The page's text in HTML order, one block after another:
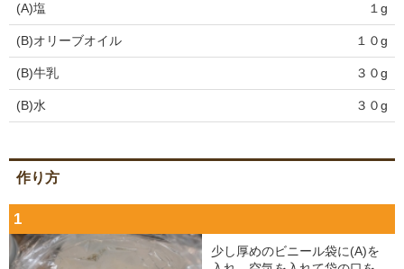
(A)塩 １g
(B)オリーブオイル １０g
(B)牛乳 ３０g
(B)水 ３０g
作り方
1
少し厚めのビニール袋に(A)を